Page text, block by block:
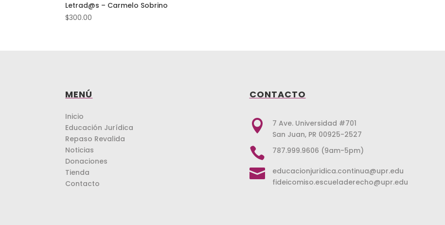
Letrad@s – Carmelo Sobrino
$300.00
MENÚ
Inicio
Educación Jurídica
Repaso Revalida
Noticias
Donaciones
Tienda
Contacto
CONTACTO

7 Ave. Universidad #701
San Juan, PR 00925-2527
 787.999.9606 (9am-5pm)

educacionjuridica.continua@upr.edu
fideicomiso.escueladerecho@upr.edu